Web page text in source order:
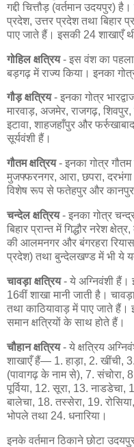
गद्दी चित्तौड़ (वर्तमान उदयपुर)
प्रदेश, उत्तर प्रदेश तथा बिहार
पाए जाते हैं। इसकी 24 शाखाएँ
गोहिल क्षत्रिय- इस वंश का पहला
बड़गढ़ में राज्य किया। इनका
गौड़ क्षत्रिय- इनका गोत्र
मारवाड़, अजमेर, राजगढ़, शिवपुर,
इटावा, शाहजहाँपुर और
सूर्यवंशी हैं।
गौतम क्षत्रिय- इनका गोत्र
मुजफ्फरनगर, आरा, छपरा,
विशेष रूप से फतेहपुर और कानपुर
चन्देल क्षत्रिय- इनका गोत्र
बिहार प्रान्त में गिद्धौर नरेश
की आलमनगर और बंगरहरा
प्रदेश) तथा बुन्देलखण्ड में भी ये
चावड़ा क्षत्रिय- ये अग्निवंशी हैं।
16वीं शाखा मानी जाती है।
तथा काठियावाड़ में पाए जाते
समान क्षत्रियों के साथ होते हैं।
चौहान क्षत्रिय- ये क्षत्रिय
शाखाएँ हैं— 1. हाड़ा, 2. खींची, 3.
(पावागढ़ के नाम से), 7. संचोरा,
पूर्विया, 12. सूरा, 13.
बालेचा, 18. तस्सेरा, 19.
भोपले तथा 24. धनारिया।
इनके वर्तमान ठिकाने छोटा